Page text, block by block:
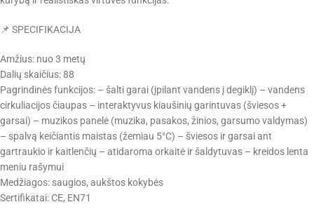
📌 SPECIFIKACIJA
Amžius: nuo 3 metų
Dalių skaičius: 88
Pagrindinės funkcijos: – šalti garai (įpilant vandens į degiklį) – vandens
cirkuliacijos čiaupas – interaktyvus kiaušinių garintuvas (šviesos +
garsai) – muzikos panelė (muzika, pasakos, žinios, garsumo valdymas)
– spalvą keičiantis maistas (žemiau 5°C) – šviesos ir garsai ant
gartraukio ir kaitlenčių – atidaroma orkaitė ir šaldytuvas – kreidos lenta
meniu rašymui
Medžiagos: saugios, aukštos kokybės
Sertifikatai: CE, EN71